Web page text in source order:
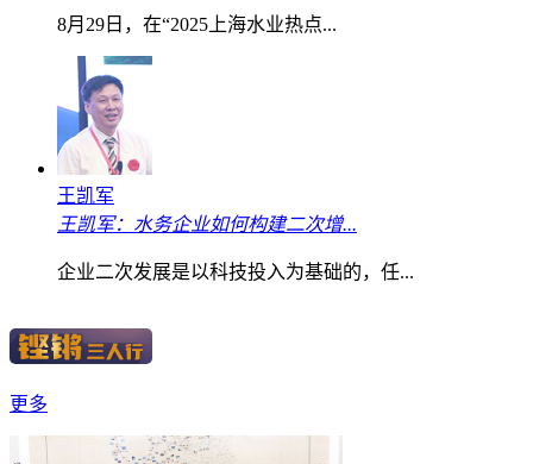
8月29日，在“2025上海水业热点...
王凯军
王凯军：水务企业如何构建二次增...
企业二次发展是以科技投入为基础的，任...
更多